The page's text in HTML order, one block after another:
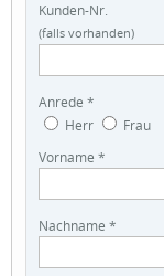
Kunden-Nr.
(falls vorhanden)
Anrede *
Herr
Frau
Vorname *
Nachname *